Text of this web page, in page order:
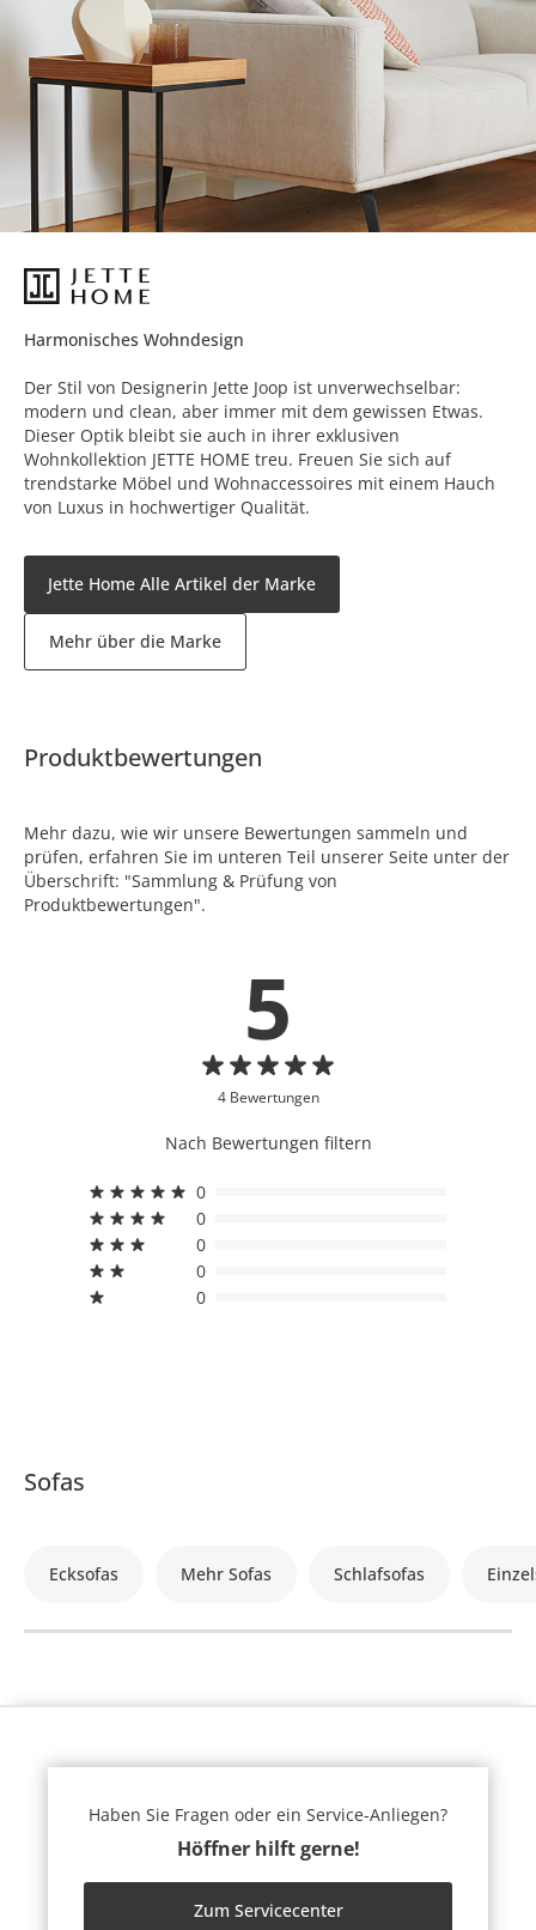
Harmonisches Wohndesign
Der Stil von Designerin Jette Joop ist unverwechselbar:
modern und clean, aber immer mit dem gewissen Etwas.
Dieser Optik bleibt sie auch in ihrer exklusiven
Wohnkollektion JETTE HOME treu. Freuen Sie sich auf
trendstarke Möbel und Wohnaccessoires mit einem Hauch
von Luxus in hochwertiger Qualität.
Jette Home Alle Artikel der Marke
Mehr über die Marke
Produktbewertungen
Mehr dazu, wie wir unsere Bewertungen sammeln und
prüfen, erfahren Sie im unteren Teil unserer Seite unter der
Überschrift: "Sammlung & Prüfung von
Produktbewertungen".
5
4 Bewertungen
Nach Bewertungen filtern
0
0
0
0
0
Sofas
Ecksofas Mehr Sofas Schlafsofas
Haben Sie Fragen oder ein Service-Anliegen?
Höffner hilft gerne!
Zum Servicecenter